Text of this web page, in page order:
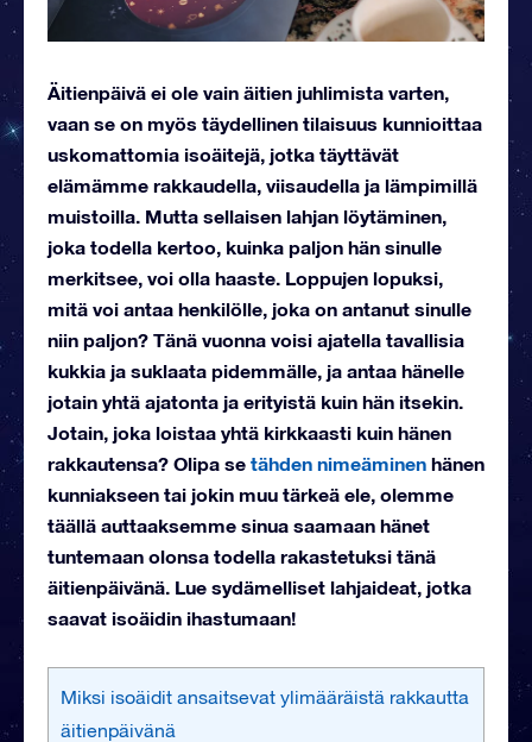
Äitienpäivä ei ole vain äitien juhlimista varten,
vaan se on myös täydellinen tilaisuus kunnioittaa
uskomattomia isoäitejä, jotka täyttävät
elämämme rakkaudella, viisaudella ja lämpimillä
muistoilla. Mutta sellaisen lahjan löytäminen,
joka todella kertoo, kuinka paljon hän sinulle
merkitsee, voi olla haaste. Loppujen lopuksi,
mitä voi antaa henkilölle, joka on antanut sinulle
niin paljon? Tänä vuonna voisi ajatella tavallisia
kukkia ja suklaata pidemmälle, ja antaa hänelle
jotain yhtä ajatonta ja erityistä kuin hän itsekin.
Jotain, joka loistaa yhtä kirkkaasti kuin hänen
rakkautensa? Olipa se tähden nimeäminen hänen
kunniakseen tai jokin muu tärkeä ele, olemme
täällä auttaaksemme sinua saamaan hänet
tuntemaan olonsa todella rakastetuksi tänä
äitienpäivänä. Lue sydämelliset lahjaideat, jotka
saavat isoäidin ihastumaan!
Miksi isoäidit ansaitsevat ylimääräistä rakkautta
äitienpäivänä